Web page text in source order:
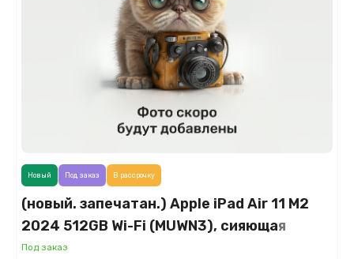
(новый. запечатан.) Apple iPad Air 11 M2
2024 512GB Wi-Fi (MUWN3), сияющая
звезда (Starlight)
Под заказ
Новый Под заказ В рассрочку